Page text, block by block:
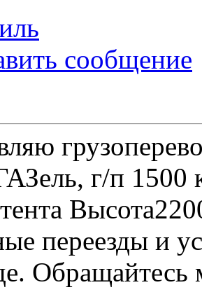
сообщение
г/п 1500
переезды и